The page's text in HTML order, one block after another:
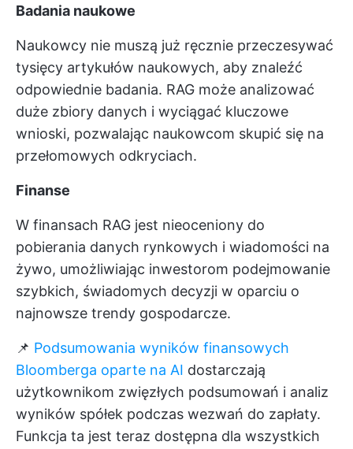
Badania naukowe
Naukowcy nie muszą już ręcznie przeczesywać
tysięcy artykułów naukowych, aby znaleźć
odpowiednie badania. RAG może analizować
duże zbiory danych i wyciągać kluczowe
wnioski, pozwalając naukowcom skupić się na
przełomowych odkryciach.
Finanse
W finansach RAG jest nieoceniony do
pobierania danych rynkowych i wiadomości na
żywo, umożliwiając inwestorom podejmowanie
szybkich, świadomych decyzji w oparciu o
najnowsze trendy gospodarcze.
📌 Podsumowania wyników finansowych
Bloomberga oparte na AI dostarczają
użytkownikom zwięzłych podsumowań i analiz
wyników spółek podczas wezwań do zapłaty.
Funkcja ta jest teraz dostępna dla wszystkich